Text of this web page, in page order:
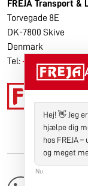
FREJA Transport
Torvegade 8E
DK-7800 Skive
Denmark
Tel: +45 9670 5000
Hej! 👋 Jeg
hjælpe dig
hos FREJA
og meget
Nu